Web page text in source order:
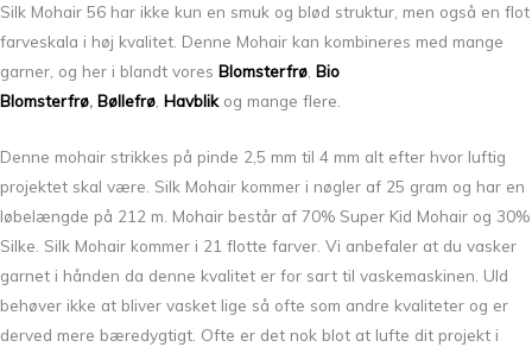
Silk Mohair 56 har ikke kun en smuk og blød struktur, men også en flot
farveskala i høj kvalitet. Denne Mohair kan kombineres med mange
garner, og her i blandt vores Blomsterfrø Bio
Blomsterfrø, Bøllefrø Havblikog mange flere.
Denne mohair strikkes på pinde 2,5 mm til 4 mm alt efter hvor luftig
projektet skal være. Silk Mohair kommer i nøgler af 25 gram og har en
løbelængde på 212 m. Mohair består af 70% Super Kid Mohair og 30%
Silke. Silk Mohair kommer i 21 flotte farver. Vi anbefaler at du vasker
garnet i hånden da denne kvalitet er for sart til vaskemaskinen. Uld
behøver ikke at bliver vasket lige så ofte som andre kvaliteter og er
derved mere bæredygtigt. Ofte er det nok blot at lufte dit projekt i